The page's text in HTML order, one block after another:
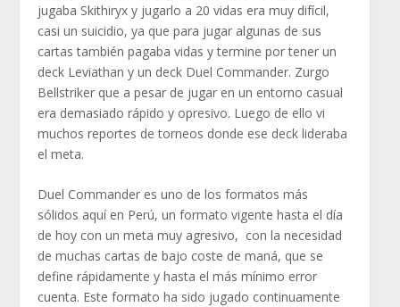
jugaba Skithiryx y jugarlo a 20 vidas era muy difícil,
casi un suicidio, ya que para jugar algunas de sus
cartas también pagaba vidas y termine por tener un
deck Leviathan y un deck Duel Commander. Zurgo
Bellstriker que a pesar de jugar en un entorno casual
era demasiado rápido y opresivo. Luego de ello vi
muchos reportes de torneos donde ese deck lideraba
el meta.
Duel Commander es uno de los formatos más
sólidos aquí en Perú, un formato vigente hasta el día
de hoy con un meta muy agresivo, con la necesidad
de muchas cartas de bajo coste de maná, que se
define rápidamente y hasta el más mínimo error
cuenta. Este formato ha sido jugado continuamente